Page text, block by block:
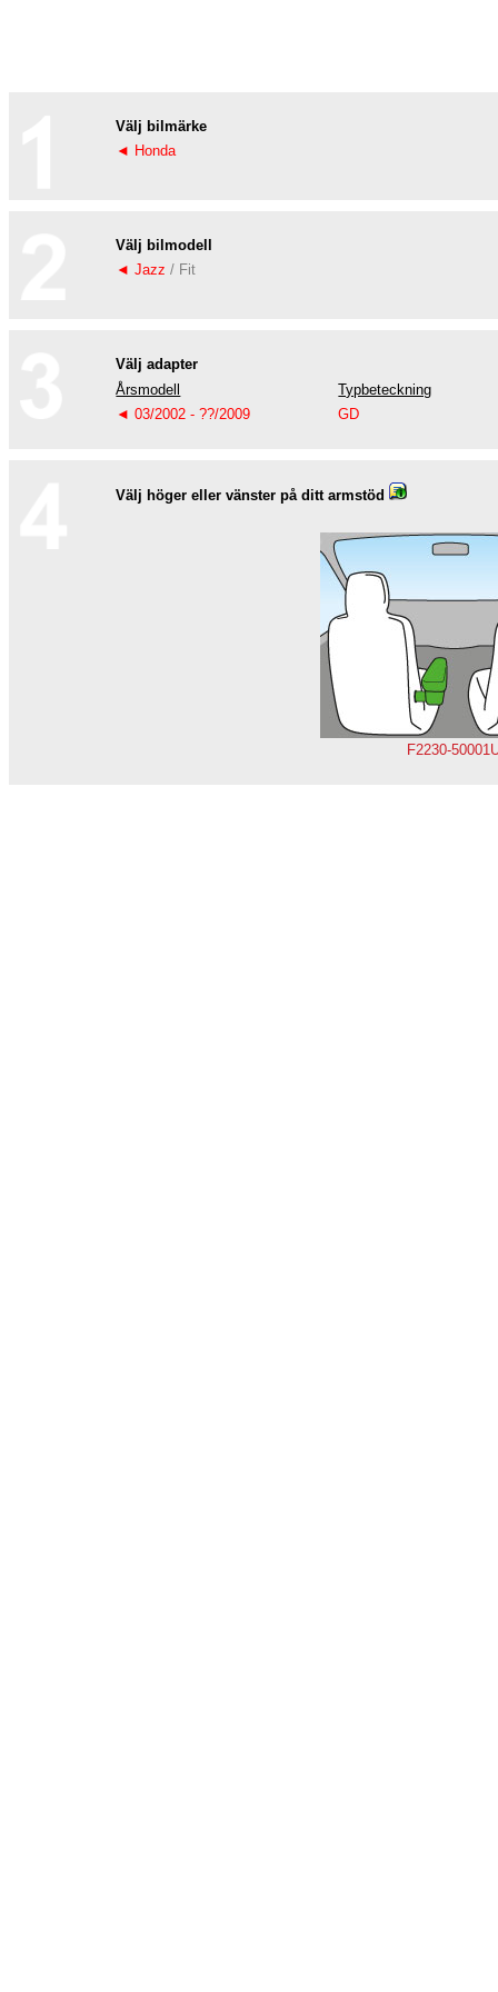
Välj bilmärke
◄ Honda
Välj bilmodell
◄ Jazz / Fit
Välj adapter
Årsmodell
Typbeteckning
◄ 03/2002 - ??/2009
GD
Välj höger eller vänster på ditt armstöd
F2230-